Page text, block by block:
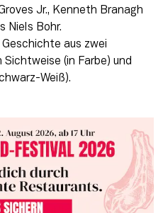
Jr., Kenneth Branagh
Niels Bohr.
aus zwei
(in Farbe) und
Weiß).